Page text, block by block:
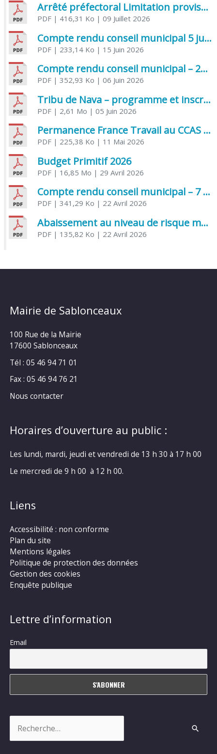
Arrêté préfectoral Limitation provisoire des usages de l’eau
PDF| 416,31 Ko | 09 Juillet 2026
Compte rendu conseil municipal 5 juin 2026 sénatoriale
PDF| 233,14 Ko | 15 Juin 2026
Compte rendu conseil municipal – 21 avril 2026
PDF| 352,93 Ko | 06 Juin 2026
Tribu de Nava – programme et inscriptions été 2026
PDF| 2,61 Mo | 05 Juin 2026
Permanence France Travail au CCAS de Saujon Juin 2026
PDF| 225,38 Ko | 11 Mai 2026
Budget Primitif 2026
PDF| 16,85 Mo | 29 Avril 2026
Compte rendu conseil municipal – 7 avril 2026
PDF| 341,29 Ko | 22 Avril 2026
Abaissement au niveau de risque modéré de l’Influenza aviaire
PDF| 135,82 Ko | 22 Avril 2026
Mairie de Sablonceaux
100 Rue de la Mairie
17600 Sablonceaux
Tél : 05 46 94 71 01
Fax : 05 46 94 76 21
Nous contacter
Horaires d’ouverture au public :
Les lundi, mardi, jeudi et vendredi de 13 h 30 à 17 h 00
Le mercredi de 9 h 00 à 12 h 00.
Liens
Accessibilité : non conforme
Plan du site
Mentions légales
Politique de protection des données
Gestion des cookies
Enquête publique
Lettre d’information
Email